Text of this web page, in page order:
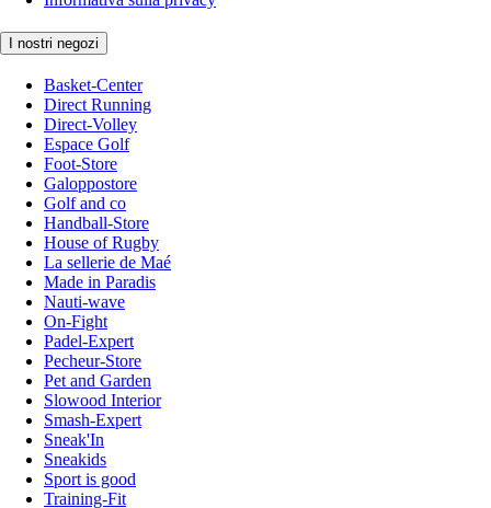
I nostri negozi
Basket-Center
Direct Running
Direct-Volley
Espace Golf
Foot-Store
Galoppostore
Golf and co
Handball-Store
House of Rugby
La sellerie de Maé
Made in Paradis
Nauti-wave
On-Fight
Padel-Expert
Pecheur-Store
Pet and Garden
Slowood Interior
Smash-Expert
Sneak'In
Sneakids
Sport is good
Training-Fit